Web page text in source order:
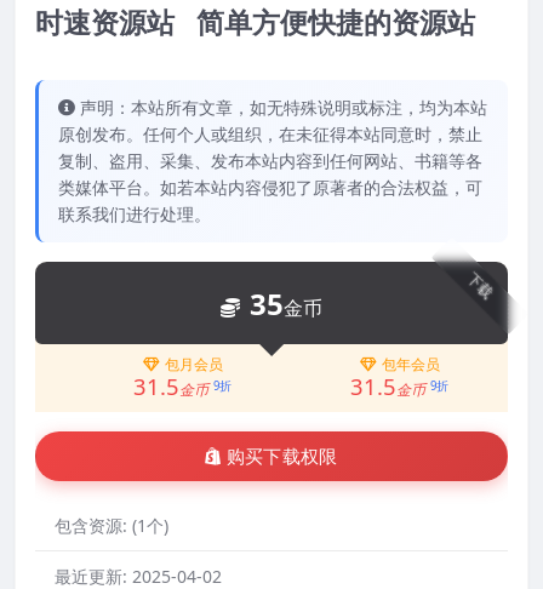
时速资源站 简单方便快捷的资源站
声明：本站所有文章，如无特殊说明或标注，均为本站
原创发布。任何个人或组织，在未征得本站同意时，禁止
复制、盗用、采集、发布本站内容到任何网站、书籍等各
类媒体平台。如若本站内容侵犯了原著者的合法权益，可
联系我们进行处理。
下载
35金币
包月会员
31.5金币 9折
包年会员
31.5金币 9折
购买下载权限
包含资源: (1个)
最近更新: 2025-04-02